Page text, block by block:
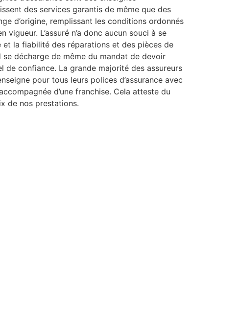
des services garantis de même que des
d’origine, remplissant les conditions ordonnés
vigueur. L’assuré n’a donc aucun souci à se
la fiabilité des réparations et des pièces de
se décharge de même du mandat de devoir
de confiance. La grande majorité des assureurs
pour tous leurs polices d’assurance avec
d’une franchise. Cela atteste du
de nos prestations.